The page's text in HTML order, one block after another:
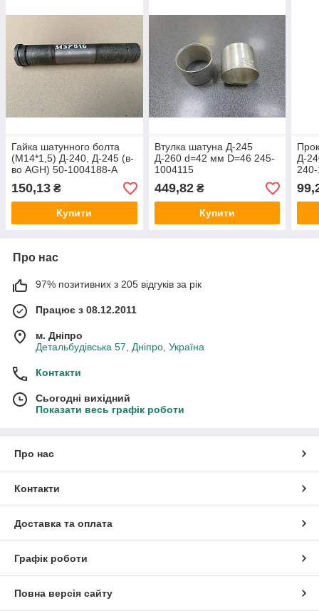
Гайка шатунного болта
(М14*1,5) Д-240, Д-245 (в-
во AGH) 50-1004188-А
150,13 ₴
Купити
Втулка шатуна Д-245
Д-260 d=42 мм D=46 245-
1004115
449,82₴
Купити
Д-
Про нас
97% позитивних з 205 відгуків за рік
Працює з 08.12.2011
м. Дніпро
Детальбудівська 57, Дніпро, Україна
Контакти
Сьогодні вихідний
Показати весь графік роботи
Про нас
Контакти
Доставка та оплата
Графік роботи
Повна версія сайту